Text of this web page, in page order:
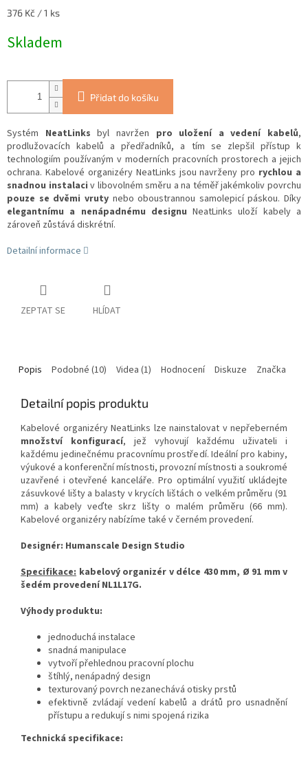
Měrná
376 Kč / 1 ks
Skladem
Přidat do košíku
Systém NeatLinks byl navržen pro uložení a vedení kabelů,
prodlužovacích kabelů a předřadníků, a tím se zlepšil přístup k
technologiím používaným v moderních pracovních prostorech a jejich
ochrana. Kabelové organizéry NeatLinks jsou navrženy pro rychlou a
snadnou instalaci v libovolném směru a na téměř jakémkoliv povrchu
pouze se dvěmi vrutynebo oboustrannou samolepicí páskou. Díky
elegantnímu a nenápadnému designu NeatLinks uloží kabely a
zároveň zůstává diskrétní.
Detailní informace
ZEPTAT SE HLÍDAT
Popis Podobné (10) Videa (1) Hodnocení Diskuze Značka
Detailní popis produktu
Kabelové organizéry NeatLinks lze nainstalovat v nepřeberném
množství konfigurací, jež vyhovují každému uživateli i
každému jedinečnému pracovnímu prostředí. Ideální pro kabiny,
výukové a konferenční místnosti, provozní místnosti a soukromé
uzavřené i otevřené kanceláře. Pro optimální využití ukládejte
zásuvkové lišty a balasty v krycích lištách o velkém průměru (91
mm) a kabely veďte skrz lišty o malém průměru (66 mm).
Kabelové organizéry nabízíme také v černém provedení.
Designér: Humanscale Design Studio
Specifikace: kabelový organizér v délce 430 mm, Ø 91 mm v
šedém provedení NL1L17G.
Výhody produktu:
jednoduchá instalace
snadná manipulace
vytvoří přehlednou pracovní plochu
štíhlý, nenápadný design
texturovaný povrch nezanechává otisky prstů
efektivně zvládají vedení kabelů a drátů pro usnadnění
přístupu a redukují s nimi spojená rizika
Technická specifikace: